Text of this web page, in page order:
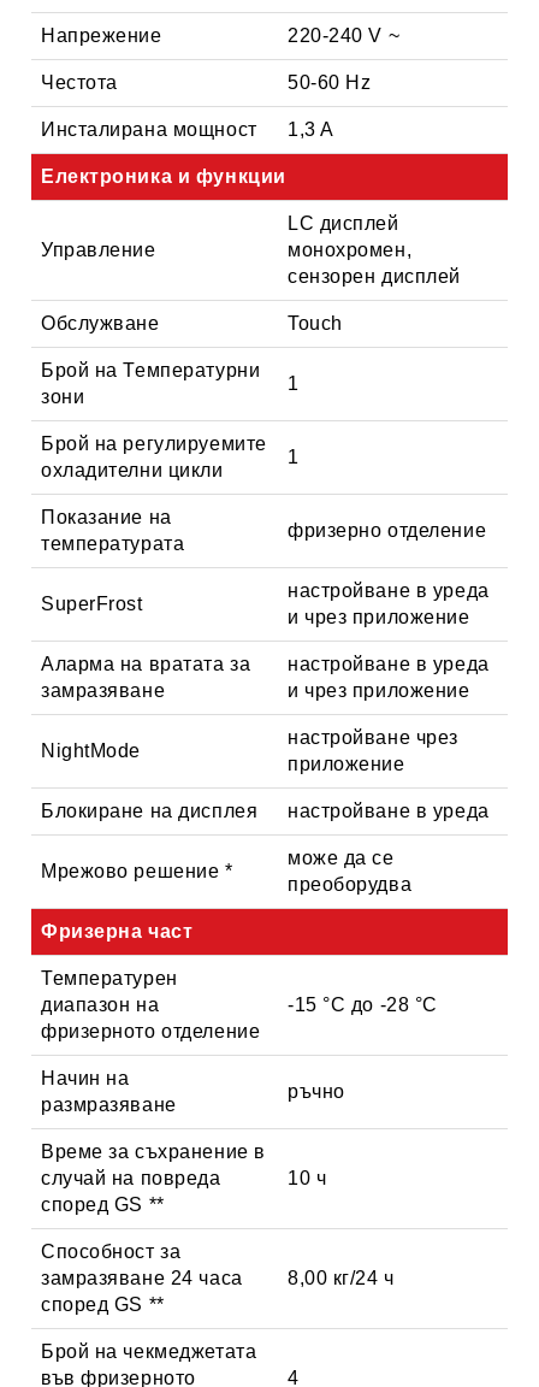
Напрежение 220-240 V ~
Честота 50-60 Hz
Инсталирана мощност 1,3 A
Електроника и функции
Управление
LC дисплей
монохромен,
сензорен дисплей
Обслужване Touch
Брой на Температурни
зони
1
Брой на регулируемите
охладителни цикли
1
Показание на
температурата
фризерно отделение
SuperFrost
настройване в уреда
и чрез приложение
Аларма на вратата за
замразяване
настройване в уреда
и чрез приложение
NightMode
настройване чрез
приложение
Блокиране на дисплея настройване в уреда
Мрежово решение *
може да се
преоборудва
Фризерна част
Температурен
диапазон на
фризерното отделение
-15 °C до -28 °C
Начин на
размразяване
ръчно
Време за съхранение в
случай на повреда
според GS **
10 ч
Способност за
замразяване 24 часа
според GS **
8,00 кг/24 ч
Брой на чекмеджетата
във фризерното
4